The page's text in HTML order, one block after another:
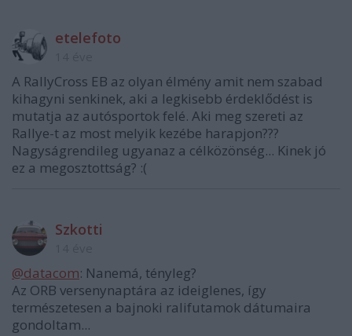
etelefoto
A RallyCross EB az olyan élmény amit nem szabad
kihagyni senkinek, aki a legkisebb érdeklődést is
mutatja az autósportok felé. Aki meg szereti az
Rallye-t az most melyik kezébe harapjon???
Nagyságrendileg ugyanaz a célközönség... Kinek jó
ez a megosztottság? :(
Szkotti
@datacom: Nanemá, tényleg?
Az ORB versenynaptára az ideiglenes, így
természetesen a bajnoki ralifutamok dátumaira
gondoltam...